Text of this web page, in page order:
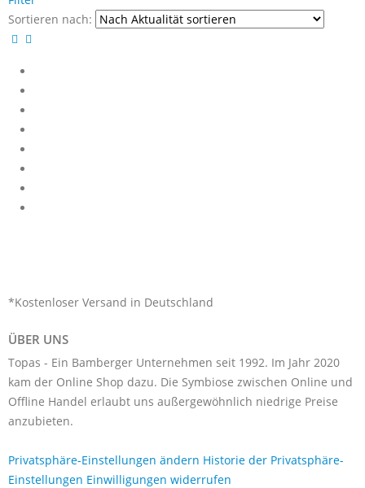
Sortieren nach:
*Kostenloser Versand in Deutschland
ÜBER UNS
Topas - Ein Bamberger Unternehmen seit 1992. Im Jahr 2020
kam der Online Shop dazu. Die Symbiose zwischen Online und
Offline Handel erlaubt uns außergewöhnlich niedrige Preise
anzubieten.
Privatsphäre-Einstellungen ändern Historie der Privatsphäre-
Einstellungen Einwilligungen widerrufen